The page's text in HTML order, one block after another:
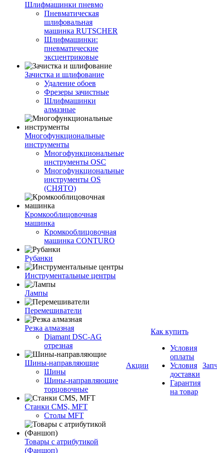
Шлифмашинки пневмо
Пневматическая
шлифовальная
машинка RUTSCHER
Шлифмашинки:
пневматические
эксцентриковые
Зачистка и шлифование
Удаление обоев
Фрезеры зачистные
Шлифмашинки
алмазные
Многофункциональные
инструменты
Многофункциональные
инструменты OSC
Многофункциональные
инструменты OS
(СНЯТО)
Кромкооблицовочная
машинка
Кромкооблицовочная
машинка CONTURO
Рубанки
Инструментальные центры
Лампы
Перемешиватели
Резка алмазная
Diamant DSC-AG
отрезная
Шины-направляющие
Шины
Шины-направляющие
торцовочные
Станки CMS, MFT
Столы MFT
Товары с атрибутикой
(Фаншоп)
Акции
Как купить
Условия
оплаты
Условия
доставки
Гарантия
на товар